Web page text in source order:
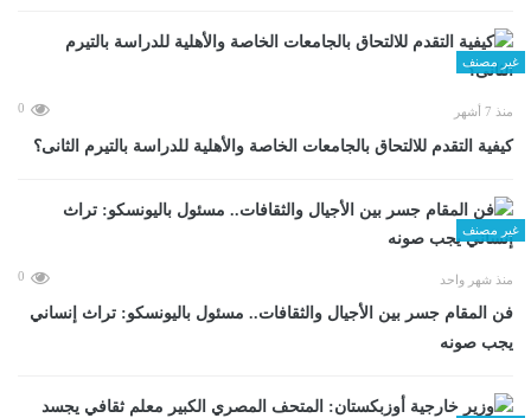
غير مصنف
منذ 7 أشهر 0
كيفية التقدم للالتحاق بالجامعات الخاصة والأهلية للدراسة بالتيرم الثانى؟
غير مصنف
منذ شهر واحد 0
فن المقام جسر بين الأجيال والثقافات.. مسئول باليونسكو: تراث إنساني
يجب صونه